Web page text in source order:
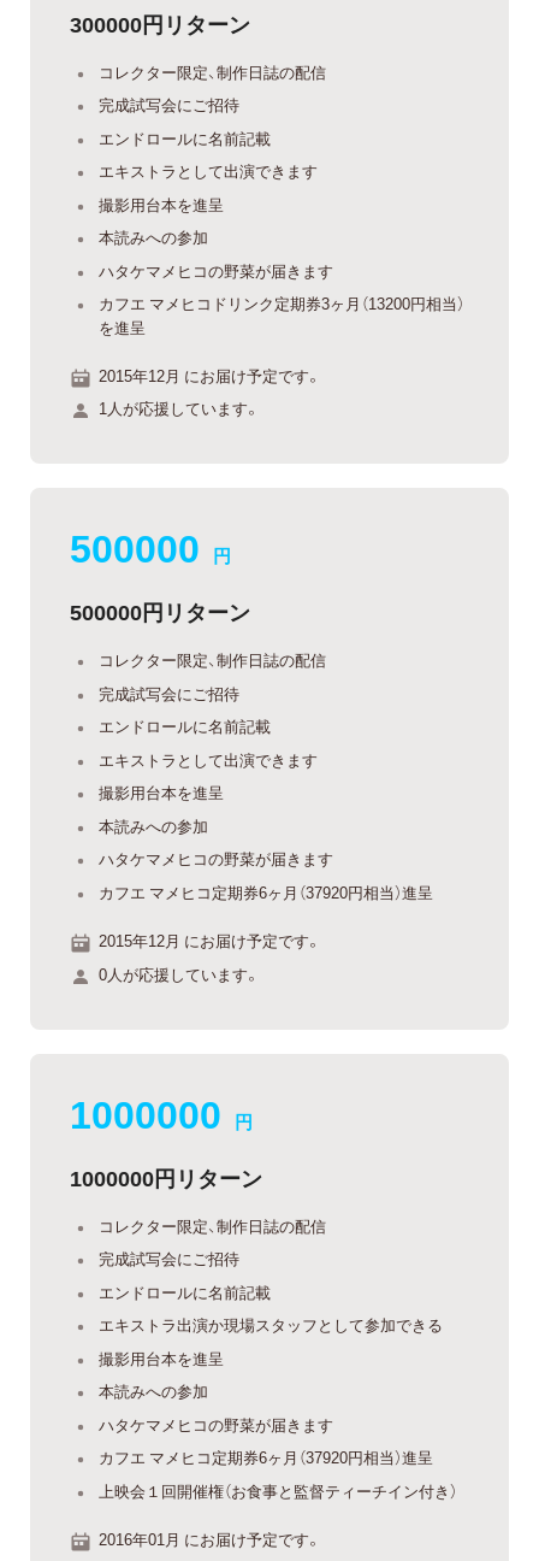
300000円リターン
コレクター限定、制作日誌の配信
完成試写会にご招待
エンドロールに名前記載
エキストラとして出演できます
撮影用台本を進呈
本読みへの参加
ハタケマメヒコの野菜が届きます
カフエ マメヒコドリンク定期券3ヶ月（13200円相当）
を進呈
2015年12月 にお届け予定です。
1人が応援しています。
500000 円
500000円リターン
コレクター限定、制作日誌の配信
完成試写会にご招待
エンドロールに名前記載
エキストラとして出演できます
撮影用台本を進呈
本読みへの参加
ハタケマメヒコの野菜が届きます
カフエ マメヒコ定期券6ヶ月（37920円相当）進呈
2015年12月 にお届け予定です。
0人が応援しています。
1000000 円
1000000円リターン
コレクター限定、制作日誌の配信
完成試写会にご招待
エンドロールに名前記載
エキストラ出演か現場スタッフとして参加できる
撮影用台本を進呈
本読みへの参加
ハタケマメヒコの野菜が届きます
カフエ マメヒコ定期券6ヶ月（37920円相当）進呈
上映会１回開催権（お食事と監督ティーチイン付き）
2016年01月 にお届け予定です。